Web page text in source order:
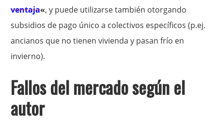
ventaja«, y puede utilizarse también otorgando
subsidios de pago único a colectivos específicos (p.ej.
ancianos que no tienen vivienda y pasan frío en
invierno).
Fallos del mercado según el
autor